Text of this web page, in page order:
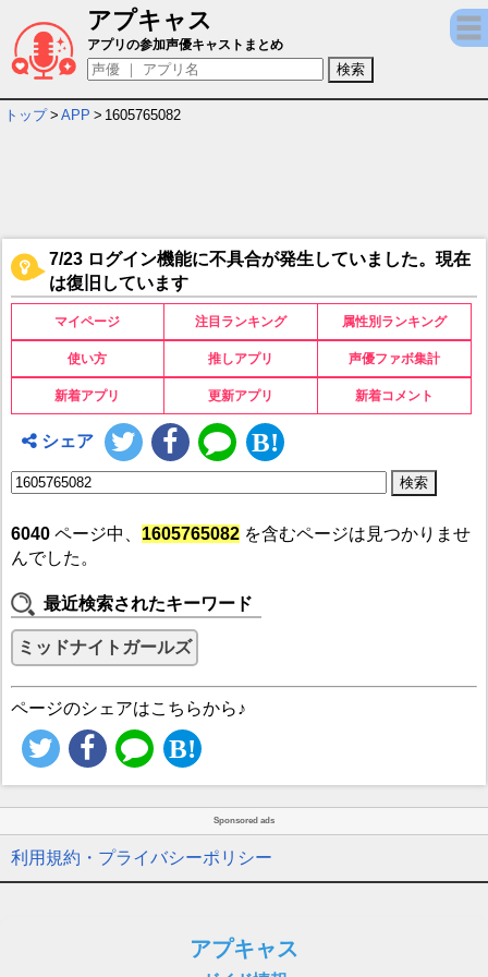
アプキャス
1605765082 の検索結果
アプリの参加声優キャストまとめ
トップ > APP > 1605765082
7/23 ログイン機能に不具合が発生していました。現在
は復旧しています
マイページ 注目ランキング 属性別ランキング
使い方 推しアプリ 声優ファボ集計
新着アプリ 更新アプリ 新着コメント
シェア
6040ページ中、 1605765082を含むページは見つかりませ
んでした。
最近検索されたキーワード
ミッドナイトガールズ
ページのシェアはこちらから♪
Sponsored ads
利用規約・プライバシーポリシー
アプキャス